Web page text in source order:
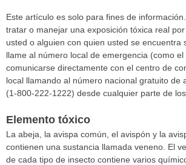
Este artículo es solo para fines de
tratar o manejar una exposición tóxica real
usted o alguien con quien usted se encuentra
llame al número local de emergencia (como el
comunicarse directamente con el centro de
local llamando al número nacional gratuito de
(1-800-222-1222) desde cualquier parte de
Elemento tóxico
La abeja, la avispa común, el avispón y la
contienen una sustancia llamada veneno. El
de cada tipo de insecto contiene varios